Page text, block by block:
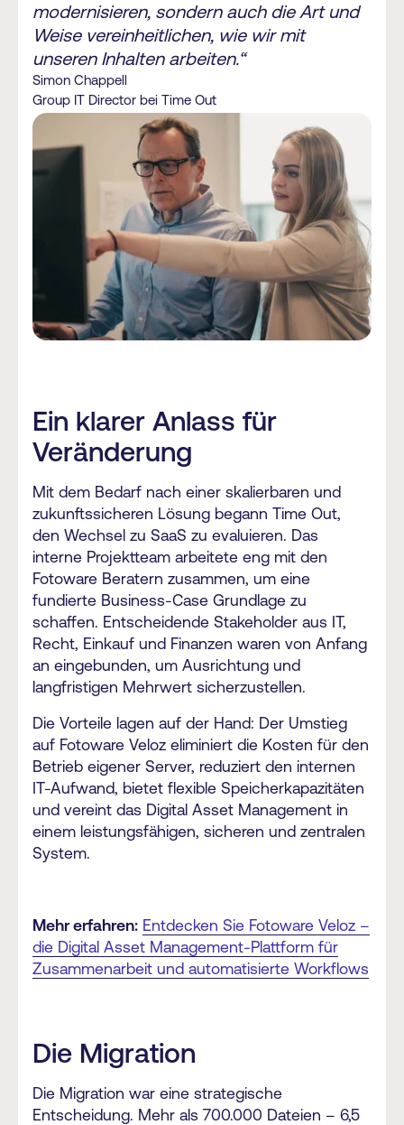
modernisieren, sondern auch die Art und
Weise vereinheitlichen, wie wir mit
unseren Inhalten arbeiten.“
Simon Chappell
Group IT Director bei Time Out
Ein klarer Anlass für
Veränderung
Mit dem Bedarf nach einer skalierbaren und
zukunftssicheren Lösung begann Time Out,
den Wechsel zu SaaS zu evaluieren. Das
interne Projektteam arbeitete eng mit den
Fotoware Beratern zusammen, um eine
fundierte Business-Case Grundlage zu
schaffen. Entscheidende Stakeholder aus IT,
Recht, Einkauf und Finanzen waren von Anfang
an eingebunden, um Ausrichtung und
langfristigen Mehrwert sicherzustellen.
Die Vorteile lagen auf der Hand: Der Umstieg
auf Fotoware Veloz eliminiert die Kosten für den
Betrieb eigener Server, reduziert den internen
IT-Aufwand, bietet flexible Speicherkapazitäten
und vereint das Digital Asset Management in
einem leistungsfähigen, sicheren und zentralen
System.
Mehr erfahren: Entdecken Sie Fotoware Veloz –
die Digital Asset Management-Plattform für
Zusammenarbeit und automatisierte Workflows
Die Migration
Die Migration war eine strategische
Entscheidung. Mehr als 700.000 Dateien – 6,5